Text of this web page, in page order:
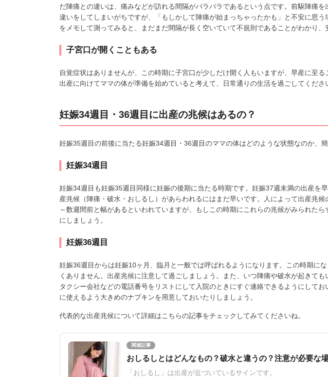
だ陣痛との違いは、痛みなどが訪れる間隔がバラバラであるという点です。前駆陣痛を
違いをしてしまいがちですが、「もしかして陣痛が始まっちゃったかも」と不安に思う
をメモして測ってみると、まだまだ間隔が長く空いていて不規則であることがわかり、
子宮口が開くこともある
自覚症状はありませんが、この時期に子宮口が少しだけ開く人もいますが、早産に至る
出産に向けてママの体が準備を始めていると考えて、日常通りの生活を過ごしてくださ
妊娠34週目・36週目に出産の兆候はあるの？
妊娠35週目の前後に当たる妊娠34週目・36週目のママの体はどのような状態なのか、簡
妊娠34週目
妊娠34週目も妊娠35週目同様に妊娠の後期に当たる時期です。妊娠37週未満の出産を
産兆候（陣痛・破水・おしるし）があらわれるにはまだ早いです。人によって出産兆
～数週間前と幅があるといわれていますが、もしこの時期にこれらの兆候がみられたら
にしましょう。
妊娠36週目
妊娠36週目からは妊娠10ヶ月、臨月と一般では呼ばれるようになります。この時期に
くありません。出産兆候に注意して過ごしましょう。また、いつ陣痛や破水が起きても
タクシー会社などの電話番号をリストにして入院のときにすぐ連絡できるようにして
に使えるよう大きめのナプキンを用意しておいたりしましょう。
代表的な出産兆候について詳細はこちらの記事をチェックしてみてくださいね。
関連記事
おしるしとはどんなもの？破水と違うの？注意が必要な
「おしるし」は出産が近づいているサインです。